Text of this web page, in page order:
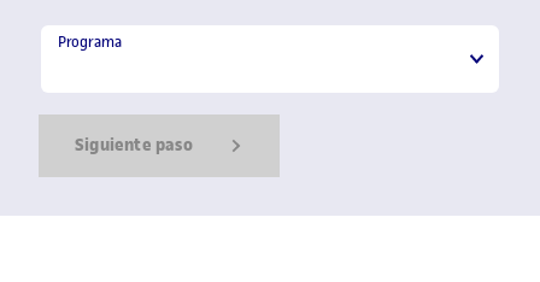
Programa
Programa
Siguiente paso